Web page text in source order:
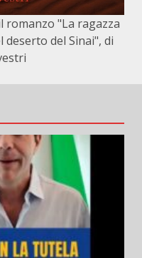
"La ragazza
del Sinai", di